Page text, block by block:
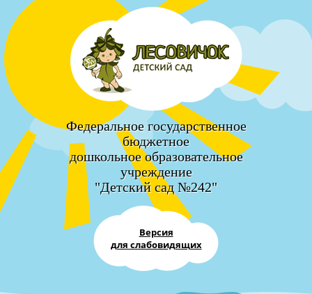
Федеральное государственное
бюджетное
дошкольное образовательное
учреждение
"Детский сад №242"
Версия
для слабовидящих